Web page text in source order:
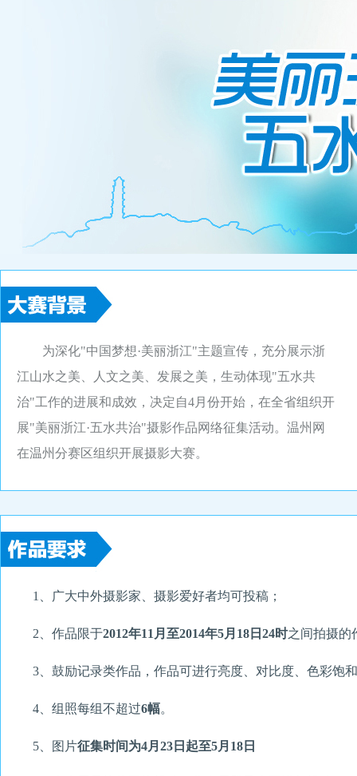
为深化"中国梦想·美丽浙江"主题宣传，充分展示浙
江山水之美、人文之美、发展之美，生动体现"五水共
治"工作的进展和成效，决定自4月份开始，在全省组织开
展"美丽浙江·五水共治"摄影作品网络征集活动。温州网
在温州分赛区组织开展摄影大赛。
1、广大中外摄影家、摄影爱好者均可投稿；
2、作品限于2012年11月至2014年5月18日24时之间拍摄的
3、鼓励记录类作品，作品可进行亮度、对比度、色彩饱
4、组照每组不超过6幅。
5、图片征集时间为4月23日起至5月18日